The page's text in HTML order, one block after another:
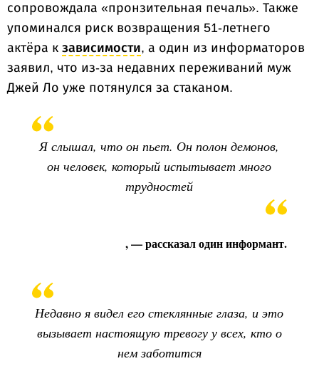
сопровождала «пронзительная печаль». Также
упоминался риск возвращения 51-летнего
актёра к зависимости, а один из информаторов
заявил, что из-за недавних переживаний муж
Джей Ло уже потянулся за стаканом.
Я слышал, что он пьет. Он полон демонов,
он человек, который испытывает много
трудностей
, — рассказал один информант.
Недавно я видел его стеклянные глаза, и это
вызывает настоящую тревогу у всех, кто о
нем заботится